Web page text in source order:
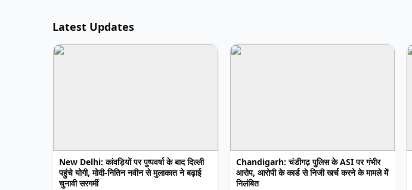
Latest Updates
New Delhi: कांवड़ियों पर पुष्पवर्षा के बाद दिल्ली
पहुंचे योगी, मोदी-नितिन नवीन से मुलाकात ने बढ़ाई
चुनावी सरगर्मी
Chandigarh: चंडीगढ़ पुलिस के ASI पर गंभीर
आरोप, आरोपी के कार्ड से निजी खर्च करने के मामले में
निलंबित